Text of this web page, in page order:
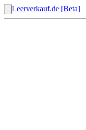
Leerverkauf.de [Beta]